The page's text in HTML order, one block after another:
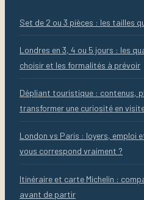
Set de 2 ou 3 pièces : les tailles
Londres en 3, 4 ou 5 jours : les
choisir et les formalités à prévoir
Dépliant touristique : contenus,
transformer une curiosité en
London vs Paris : loyers, emploi
vous correspond vraiment ?
Itinéraire et carte Michelin :
avant de partir